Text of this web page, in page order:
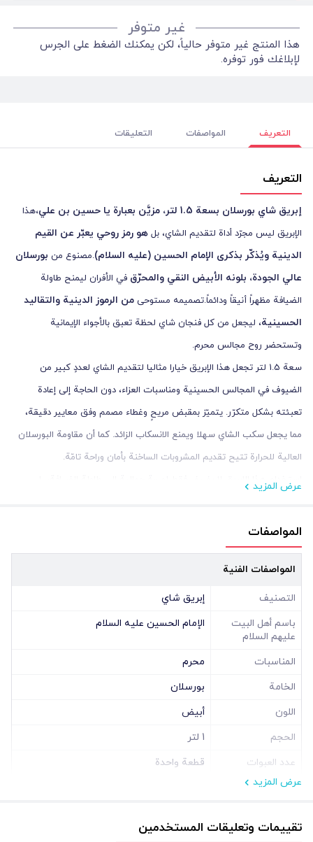
غير متوفر
هذا المنتج غير متوفر حالياً، لكن يمكنك الضغط على الجرس
لإبلاغك فور توفره.
التعريف المواصفات التعليقات
التعريف
إبريق شاي بورسلان بسعة 1.5 لتر، مزيَّن بعبارة يا حسين بن علي،
هذا
الإبريق ليس مجرّد أداة لتقديم الشاي، بل هو رمز روحي يعبّر عن القيم
الدينية ويُذكّر بذكرى الإمام الحسين (عليه السلام).مصنوع من بورسلان
عالي الجودة، بلونه الأبيض النقي والمحرّق في الأفران ليمنح طاولة
الضيافة مظهراً أنيقاً ودائماً.تصميمه مستوحى من الرموز الدينية والتقاليد
الحسينية، ليجعل من كل فنجان شاي لحظة تعبق بالأجواء الإيمانية
وتستحضر روح مجالس محرم.
سعة 1.5 لتر تجعل هذا الإبريق خيارا مثاليا لتقديم الشاي لعددٍ كبير من
الضيوف في المجالس الحسينية ومناسبات العزاء، دون الحاجة إلى إعادة
تعبئته بشكل متكرّر. يتميّز بمقبض مريحٍ وغطاء مصمم وفق معايير دقيقة،
مما يجعل سكب الشاي سهلا ويمنع الانسكاب الزائد. كما أن مقاومة البورسلان
العالية للحرارة تتيح تقديم المشروبات الساخنة بأمان وراحة تامّة.
استخدام هذا الإبريق لا يضيف فقط لمسة جمالية إلى طاولة الضيافة، بل
والجمال.يُعد هذا المنتج
الدينية، كما يمكن أن يكون تذكارا قيّما لعشّاق أهل البيت (عليهم السلام).مع
هذا الإبريق، ستستمتع بتجربة تقديم الشاي في أجواءٍ من الهدوء والمتعة
والروحانية، بفضل جودته العالية وتصميمه الأنيق الذي يدوم معك لسنواتٍ
المواصفات الفنية لإبريق الشاي “يا حسين بن علي” بسعة 1.5 لتر
لاختيار إبريق شاي مثالي، من الضروري الانتباه إلى المواصفات الفنية.إبريق
الشاي بسعة 1.5 لتر والمزيَّن بعبارة “يا حسين بن علي” ليس مجرد قطعة
جميلة ذات طابع روحاني، بل يتميّز أيضا بجودة تصنيع عالية ومتينة تدوم
عرض المزيد
المواصفات
المواصفات الفنية
التصنيف
إبريق شاي
باسم أهل البيت
عليهم السلام
الإمام الحسين عليه السلام
المناسبات
محرم
الخامة
بورسلان
اللون
أبيض
الحجم
1 لتر
عدد العبوات
قطعة واحدة
عرض المزيد
تقييمات وتعليقات المستخدمين